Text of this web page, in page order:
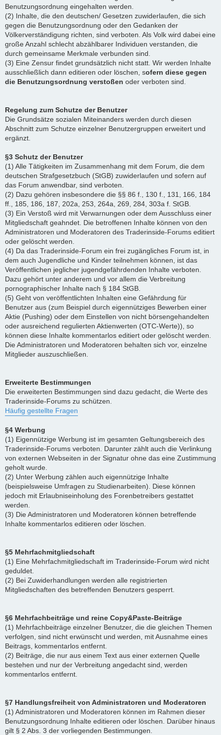
Benutzungsordnung eingehalten werden.
(2) Inhalte, die den deutschen/ Gesetzen zuwiderlaufen, die sich
gegen die Benutzungsordnung oder den Gedanken der
Völkerverständigung richten, sind verboten. Als Volk wird dabei eine
große Anzahl schlecht abzählbarer Individuen verstanden, die
durch gemeinsame Merkmale verbunden sind.
(3) Eine Zensur findet grundsätzlich nicht statt. Wir werden Inhalte
ausschließlich dann editieren oder löschen, sofern diese gegen
die Benutzungsordnung verstoßen oder verboten sind.
Regelung zum Schutze der Benutzer
Die Grundsätze sozialen Miteinanders werden durch diesen
Abschnitt zum Schutze einzelner Benutzergruppen erweitert und
ergänzt.
§3 Schutz der Benutzer
(1) Alle Tätigkeiten im Zusammenhang mit dem Forum, die dem
deutschen Strafgesetzbuch (StGB) zuwiderlaufen und sofern auf
das Forum anwendbar, sind verboten.
(2) Dazu gehören insbesondere die §§ 86 f., 130 f., 131, 166, 184
ff., 185, 186, 187, 202a, 253, 264a, 269, 284, 303a f. StGB.
(3) Ein Verstoß wird mit Verwarnungen oder dem Ausschluss einer
Mitgliedschaft geahndet. Die betroffenen Inhalte können von den
Administratoren und Moderatoren des Traderinside-Forums editiert
oder gelöscht werden.
(4) Da das Traderinside-Forum ein frei zugängliches Forum ist, in
dem auch Jugendliche und Kinder teilnehmen können, ist das
Veröffentlichen jeglicher jugendgefährdenden Inhalte verboten.
Dazu gehört unter anderem und vor allem die Verbreitung
pornographischer Inhalte nach § 184 StGB.
(5) Geht von veröffentlichten Inhalten eine Gefährdung für
Benutzer aus (zum Beispiel durch eigennütziges Bewerben einer
Aktie (Pushing) oder dem Einstellen von nicht börsengehandelten
oder ausreichend regulierten Aktienwerten (OTC-Werte)), so
können diese Inhalte kommentarlos editiert oder gelöscht werden.
Die Administratoren und Moderatoren behalten sich vor, einzelne
Mitglieder auszuschließen.
Erweiterte Bestimmungen
Die erweiterten Bestimmungen sind dazu gedacht, die Werte des
Traderinside-Forums zu schützen.
Häufig gestellte Fragen
§4 Werbung
(1) Eigennützige Werbung ist im gesamten Geltungsbereich des
Traderinside-Forums verboten. Darunter zählt auch die Verlinkung
von externen Webseiten in der Signatur ohne das eine Zustimmung
geholt wurde.
(2) Unter Werbung zählen auch eigennützige Inhalte
(beispielsweise Umfragen zu Studienarbeiten). Diese können
jedoch mit Erlaubniseinholung des Forenbetreibers gestattet
werden.
(3) Die Administratoren und Moderatoren können betreffende
Inhalte kommentarlos editieren oder löschen.
§5 Mehrfachmitgliedschaft
(1) Eine Mehrfachmitgliedschaft im Traderinside-Forum wird nicht
geduldet.
(2) Bei Zuwiderhandlungen werden alle registrierten
Mitgliedschaften des betreffenden Benutzers gesperrt.
§6 Mehrfachbeiträge und reine Copy&Paste-Beiträge
(1) Mehrfachbeiträge einzelner Benutzer, die die gleichen Themen
verfolgen, sind nicht erwünscht und werden, mit Ausnahme eines
Beitrags, kommentarlos entfernt.
(2) Beiträge, die nur aus einem Text aus einer externen Quelle
bestehen und nur der Verbreitung angedacht sind, werden
kommentarlos entfernt.
§7 Handlungsfreiheit von Administratoren und Moderatoren
(1) Administratoren und Moderatoren können im Rahmen dieser
Benutzungsordnung Inhalte editieren oder löschen. Darüber hinaus
gilt § 2 Abs. 3 der vorliegenden Bestimmungen.